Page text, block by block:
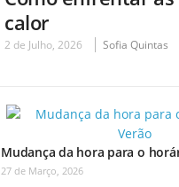
calor
2 de Julho, 2026 Sofia Quintas
Mudança da hora para o
27 de Março, 2026